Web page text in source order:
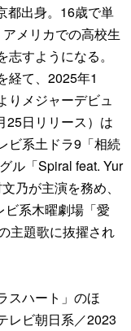
都出身。16歳で単
メリカでの高校生
すようになる。
経て、2025年1
りメジャーデビュ
25日リリース）は
ビ系土ドラ9「相続
ル「Spiral feat. Yur
乃が主演を務め、
系木曜劇場「愛
主題歌に抜擢され
スハート」のほ
レビ朝日系／2023